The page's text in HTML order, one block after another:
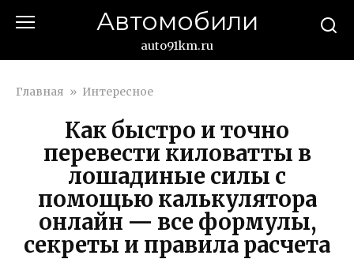
Автомобили
auto91km.ru
Главная » Интересное
Как быстро и точно
перевести киловатты в
лошадиные силы с
помощью калькулятора
онлайн — все формулы,
секреты и правила расчета